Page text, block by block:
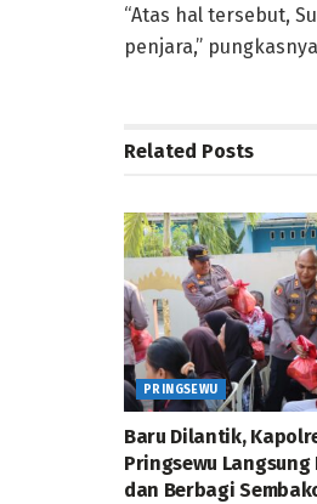
“Atas hal tersebut,
penjara,”
Related Posts
PRINGSEWU
Baru Dilantik,
Pringsewu Langsung
dan Berbagi